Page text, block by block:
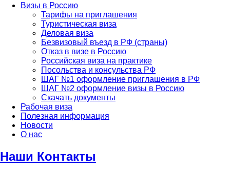
Визы в Россию
Тарифы на приглашения
Туристическая виза
Деловая виза
Безвизовый въезд в РФ (страны)
Отказ в визе в Россию
Российская виза на практике
Посольства и консульства РФ
ШАГ №1 оформление приглашения в РФ
ШАГ №2 оформление визы в Россию
Скачать документы
Рабочая виза
Полезная информация
Новости
О нас
Наши Контакты